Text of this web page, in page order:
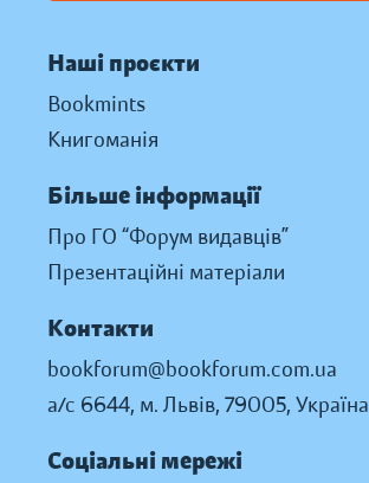
Наші проєкти
Bookmints
Книгоманія
Більше інформації
Про ГО “Форум видавців”
Презентаційні матеріали
Контакти
bookforum@bookforum.com.ua
а/с 6644, м. Львів, 79005, Україна
Соціальні мережі